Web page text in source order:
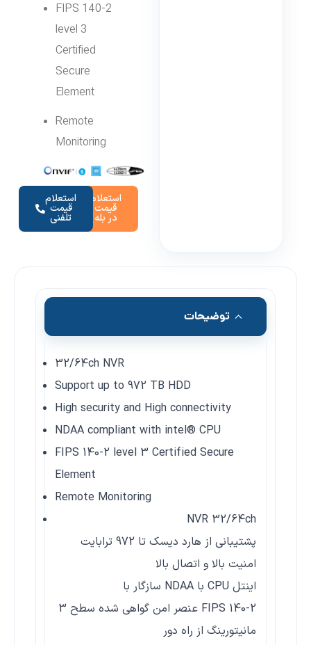
FIPS 140-2
level 3
Certified
Secure
Element
Remote
Monitoring
استعلام
قیمت
در بله
استعلام
قیمت
تلفنی
توضیحات
32/64ch NVR
Support up to 972 TB HDD
High security and High connectivity
NDAA compliant with intel® CPU
FIPS 140-2 level 3 Certified Secure
Element
Remote Monitoring
NVR 32/64ch
پشتیبانی از هارد دیسک تا 972 ترابایت
امنیت بالا و اتصال بالا
سازگار با NDAA با CPU اینتل
عنصر امن گواهی شده سطح 3 FIPS 140-2
مانیتورینگ از راه دور